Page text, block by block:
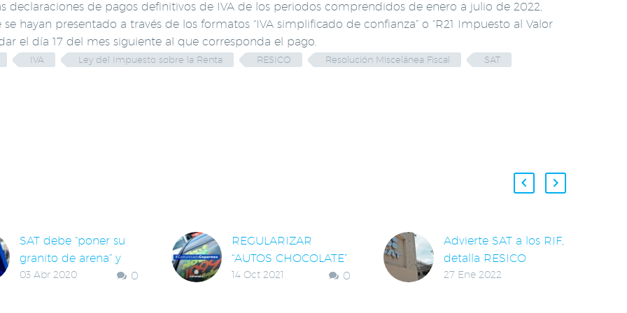
declaraciones de pagos definitivos de IVA de los periodos comprendidos de enero a julio de 2022,
hayan presentado a través de los formatos “IVA simplificado de confianza” o “R21 Impuesto al Valor
el día 17 del mes siguiente al que corresponda el pago.
IVA Ley del Impuesto sobre la Renta RESICO Resolución Miscelánea Fiscal SAT
SAT debe “poner su
granito de arena” y
retrasar fecha límite 0
03 Abr 2020
REGULARIZAR
“AUTOS CHOCOLATE”
ES DAR UN “CHEQUE
0
14 Oct 2021
Advierte SAT a los RIF,
detalla RESICO
A todas la personas
27 Ene 2022